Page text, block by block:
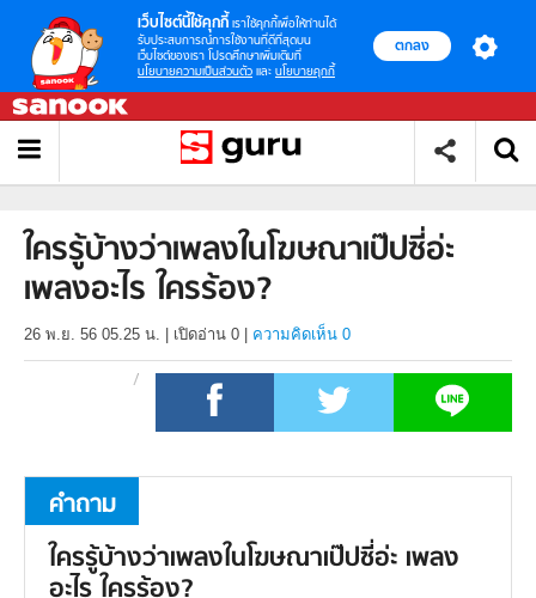
เว็บไซต์นี้ใช้คุกกี้ เราใช้คุกกี้เพื่อให้ท่านได้
รับประสบการณ์การใช้งานที่ดีที่สุดบน
เว็บไซต์ของเรา โปรดศึกษาเพิ่มเติมที่
นโยบายความเป็นส่วนตัว และ นโยบายคุกกี้
ตกลง
ใครรู้บ้างว่าเพลงในโฆษณาเป๊ปซี่อ่ะ
เพลงอะไร ใครร้อง?
26 พ.ย. 56 05.25 น. เปิดอ่าน 0 ความคิดเห็น 0
คำถาม
ใครรู้บ้างว่าเพลงในโฆษณาเป๊ปซี่อ่ะ เพลง